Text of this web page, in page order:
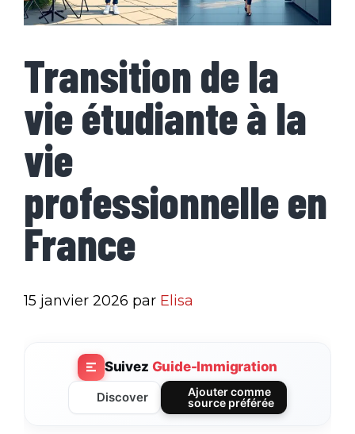
Transition de la
vie étudiante à la
vie
professionnelle en
France
15 janvier 2026 par Elisa
Suivez Guide-Immigration
Discover
Ajouter comme
source préférée